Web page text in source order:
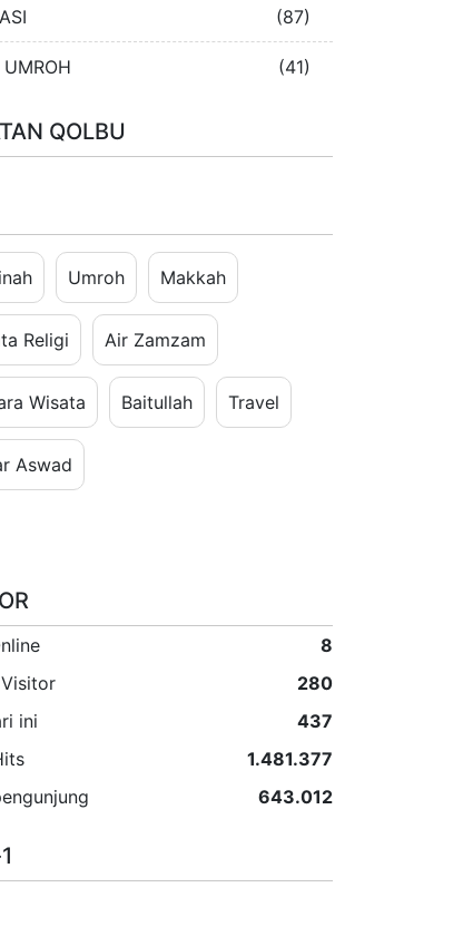
(87)
UMROH (41)
QOLBU
Umroh Makkah
Religi Air Zamzam
Wisata Baitullah Travel
Aswad
8
280
ini
437
1.481.377
643.012